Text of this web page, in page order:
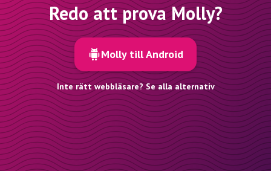
Redo att prova Molly?
Molly till Android
Inte rätt webbläsare? Se alla alternativ